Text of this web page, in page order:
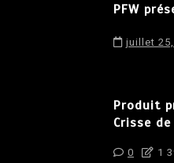
PFW
juillet
Produit
Crisse
0 1